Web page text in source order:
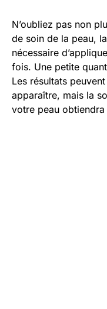
N’oubliez pas non
de soin de la peau,
nécessaire
fois. Une petite
Les résultats
apparaître, mais la
votre peau obtiendra